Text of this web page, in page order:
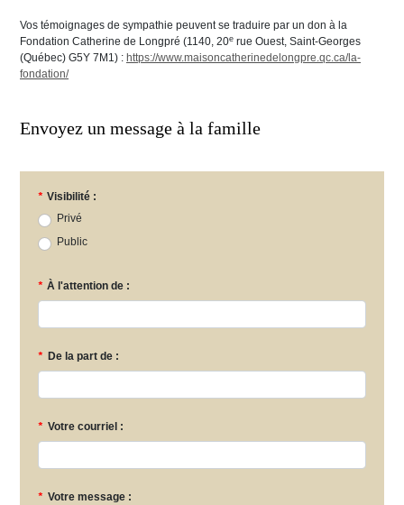
Vos témoignages de sympathie peuvent se traduire par un don à la
Fondation Catherine de Longpré (1140, 20e rue Ouest, Saint-Georges
(Québec) G5Y 7M1) : https://www.maisoncatherinedelongpre.qc.ca/la-
fondation/
Envoyez un message à la famille
* Visibilité :
Privé
Public
* À l'attention de :
* De la part de :
* Votre courriel :
* Votre message :